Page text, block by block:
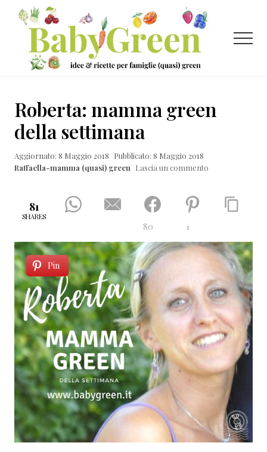
Menu
Passa
contenuto
principale
Passa
laterale
primaria
Passa
ricette
per
famiglie
Menu
Roberta: mamma green
della settimana
Aggiornato: 8 Maggio 2018 Pubblicato: 8 Maggio 2018
Raffaella-mamma (quasi) green Lascia un commento
81
SHARES
80 1
Pin